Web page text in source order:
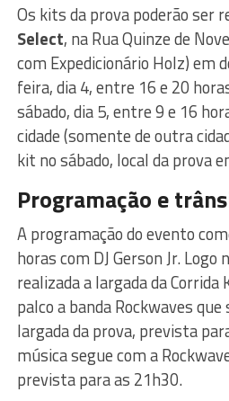
Os kits da prova poderão ser
Select, na Rua Quinze de
com Expedicionário Holz) em
feira, dia 4, entre 16 e 20
sábado, dia 5, entre 9 e 16
cidade (somente de outra
kit no sábado, local da prova
Programação e
A programação do evento
horas com DJ Gerson Jr. Logo
realizada a largada da Corrida
palco a banda Rockwaves
largada da prova, prevista
música segue com a
prevista para as 21h30.